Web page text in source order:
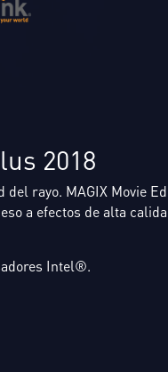
2018
rayo. MAGIX Movie
a efectos de alta
Intel®.
2017
calidad posible.
para grabar,
Intel®.